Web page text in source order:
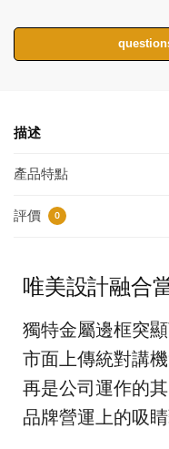
描述
產品特點
評價 0
唯美設計融合
獨特金屬邊框突
市面上傳統對講
再是公司運作的
品牌營運上的吸睛